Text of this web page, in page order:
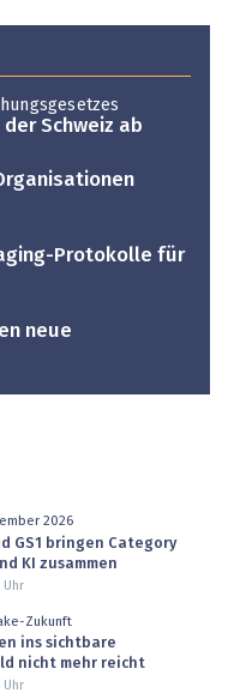
Schweiz ab
Protokolle für
neue
2026
GS1 bringen Category
KI zusammen
Uhr
Zukunft
ins sichtbare
nicht mehr reicht
Uhr